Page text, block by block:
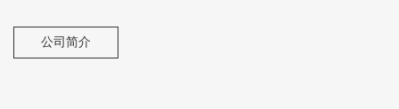
公司简介